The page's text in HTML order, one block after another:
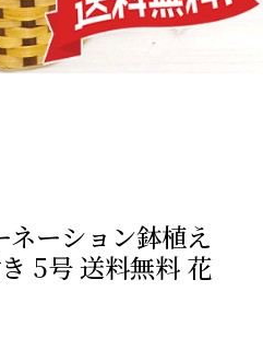
ーション鉢植え
5号 送料無料 花